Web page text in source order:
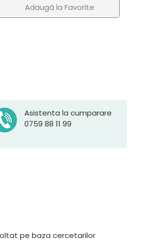
Adaugã la Favorite
Asistenta la cumparare
0759 88 11 99
pe baza cercetarilor